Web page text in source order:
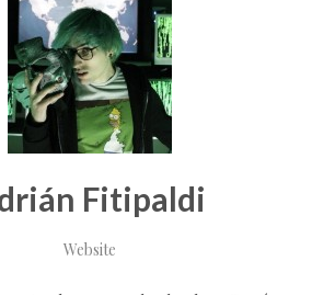
Fitipaldi
Website